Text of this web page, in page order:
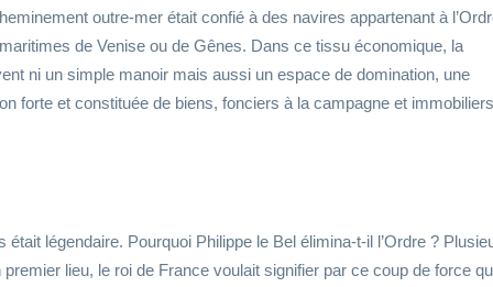
outre-mer était confié à des navires appartenant à
de Venise ou de Gênes. Dans ce tissu économique, la
ni un simple manoir mais aussi un espace de domination, une
forte et constituée de biens, fonciers à la campagne et
légendaire. Pourquoi Philippe le Bel élimina-t-il l’Ordre ?
lieu, le roi de France voulait signifier par ce coup de force